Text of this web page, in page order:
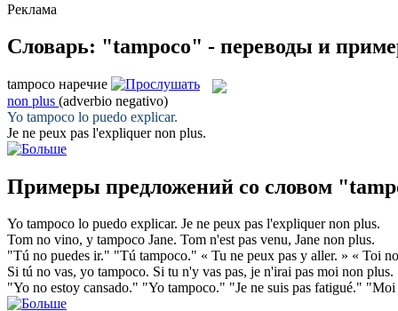
Реклама
Словарь: "tampoco" - переводы и
tampoco наречие
non plus (adverbio negativo)
Yo tampoco lo puedo explicar.
Je ne peux pas l'expliquernon plus.
Примеры предложений со словом
Yo tampoco lo puedo explicar. Je ne peux pas l'expliquernon plus.
Tom no vino, y tampoco Jane. Tom n'est pas venu, Jane non plus.
"Tú no puedes ir." "Tú tampoco." « Tu ne peux pas y aller. » « Toi
Si tú no vas, yo tampoco. Si tu n'y vas pas, je n'irai pas moi non plus.
"Yo no estoy cansado." "Yo tampoco." "Je ne suis pas fatigué." "Moi